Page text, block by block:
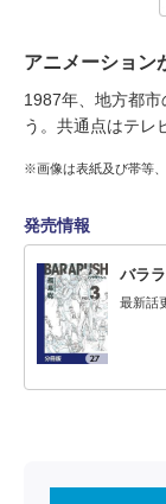
アニメーション
1987年、地方都
う。共通点はテレ
※画像は表紙及び帯等
発売情報
バラ
最新話